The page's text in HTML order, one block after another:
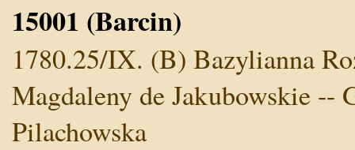
15001 (Barcin)
1780.25/IX. (B) Bazylianna
Magdaleny de Jakubowskie
Pilachowska